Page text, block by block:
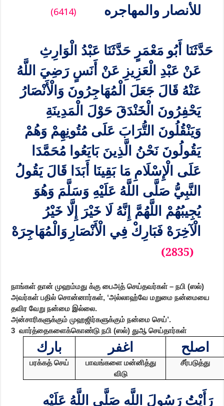
للأنصار والمهاجره
(6414)
حَدَّثَنَا أَبُو مَعْمَرٍ حَدَّثَنَا عَبْدُ الْوَارِثِ
عَنْ عَبْدِ الْعَزِيزِ عَنْ أَنَسٍ رَضِيَ اللَّهُ
عَنْهُ قَالَ جَعَلَ الْمُهَاجِرُونَ وَالْأَنْصَارُ
يَحْفِرُونَ الْخَنْدَقَ حَوْلَ الْمَدِينَةِ
وَيَنْقُلُونَ التُّرَابَ عَلَى مُتُونِهِمْ وَهُمْ
يَقُولُونَ نَحْنُ الَّذِينَ بَايَعُوا مُحَمَّدَا
عَلَى الْإِسْلَامِ مَا بَقِينَا أَبَدَا قَالَ يَقُولُ
النَّبِيُّ صَلَّى اللَّهُ عَلَيْهِ وَسَلَّمَ وَهُوَ
يُجِيبُهُمْ اللَّهُمَّ إِنَّهُ لَا خَيْرَ إِلَّا خَيْرُ
الْآخِرَهْ فَبَارِكْ فِي الْأَنْصَارِ وَالْمُهَاجِرَهْ
(2835)
நாங்கள் தான் முஹம்மது க்கு பைஅத் செய்தவர்கள் – நபி (ஸல்)
அவர்கள் பதில் சொன்னார்கள், ‘அல்லாஹ்வே மறுமை நன்மையை
தவிர வேறு நன்மை இல்லை.
அன்சாரிகளுக்கும் முஹஜிர்களுக்கும் நன்மை செய்’.
3வார்த்தைகளைக்கொண்டு நபி (ஸல்) துஆ செய்தார்கள்
بارك اغفر اصلح
பரக்கத் செய்
பாவங்களை மன்னித்து
விடு
சீர்படுத்து
رَأَيْتُ رَسُولَ اللَّهِ صَلَّى اللَّهُ عَلَيْهِ